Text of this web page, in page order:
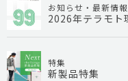
お知らせ・最新情報
2026年テラモト
特集
新製品特集